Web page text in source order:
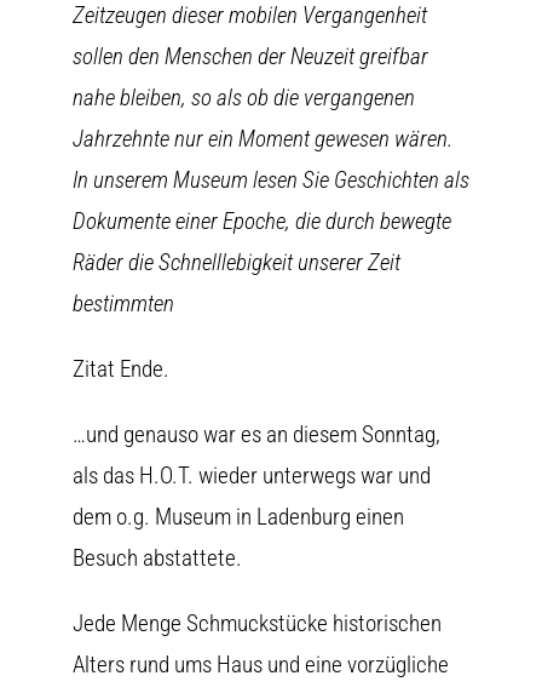
Zeitzeugen dieser mobilen Vergangenheit
sollen den Menschen der Neuzeit greifbar
nahe bleiben, so als ob die vergangenen
Jahrzehnte nur ein Moment gewesen wären.
In unserem Museum lesen Sie Geschichten als
Dokumente einer Epoche, die durch bewegte
Räder die Schnelllebigkeit unserer Zeit
bestimmten
Zitat Ende.
…und genauso war es an diesem Sonntag,
als das H.O.T. wieder unterwegs war und
dem o.g. Museum in Ladenburg einen
Besuch abstattete.
Jede Menge Schmuckstücke historischen
Alters rund ums Haus und eine vorzügliche